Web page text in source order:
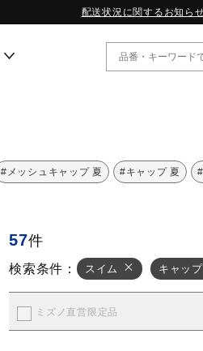
配送状況に関するお知ら
WP13.2｜特集
MORELIA LS｜特集
WP STRAP｜特集
スペシャルカラーパック｜特集
WP STRAP 2｜特集
マーガレット・ハウエル｜特集
KICKS & ECHO｜特集
#メッシュキャップ 夏 #キャップ 夏
57件
検索条件： スイム キャップ
ミズノ直営限定品